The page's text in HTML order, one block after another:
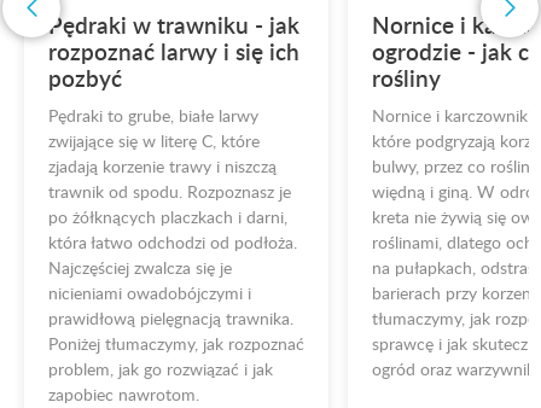
Pędraki w trawniku - jak
rozpoznać larwy i się ich
pozbyć
Pędraki to grube, białe larwy
zwijające się w literę C, które
zjadają korzenie trawy i niszczą
trawnik od spodu. Rozpoznasz je
po żółknących placzkach i darni,
która łatwo odchodzi od podłoża.
Najczęściej zwalcza się je
nicieniami owadobójczymi i
prawidłową pielęgnacją trawnika.
Poniżej tłumaczymy, jak rozpoznać
problem, jak go rozwiązać i jak
zapobiec nawrotom.
Nornice i
ogrodzie - jak
rośliny
Nornice i karczowniki
które podgryzają
bulwy, przez co
więdną i giną. W
kreta nie żywią się
roślinami, dlatego
na pułapkach,
barierach przy
tłumaczymy, jak
sprawcę i jak
ogród oraz warzywnik.